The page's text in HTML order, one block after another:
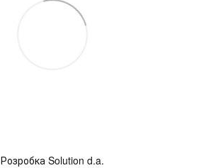
Розробка Solution d.a.